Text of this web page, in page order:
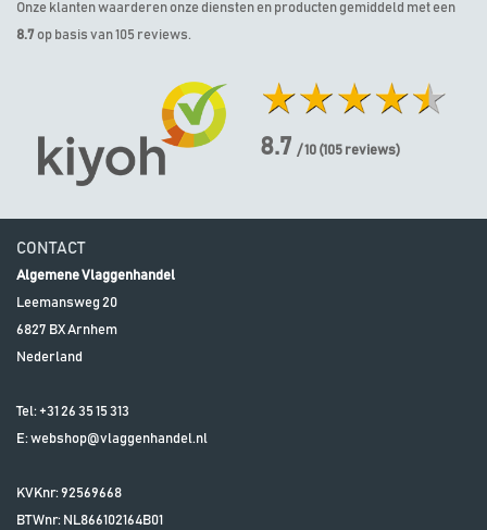
Onze klanten waarderen onze diensten en producten gemiddeld met een
8.7 op basis van 105 reviews.
8.7 / 10 (105 reviews)
CONTACT
Algemene Vlaggenhandel
Leemansweg 20
6827 BXArnhem
Nederland
Tel: +31 26 35 15 313
E:webshop@vlaggenhandel.nl
KVKnr: 92569668
BTWnr: NL866102164B01